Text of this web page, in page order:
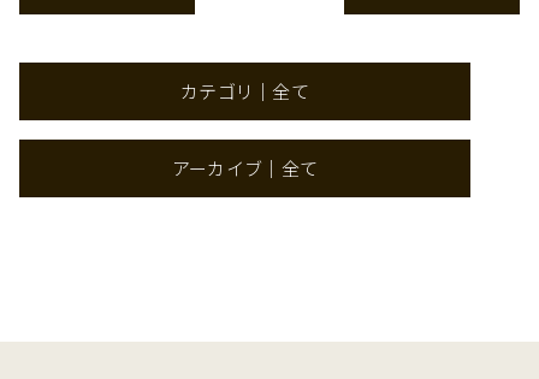
カテゴリ｜全て
アーカイブ｜全て